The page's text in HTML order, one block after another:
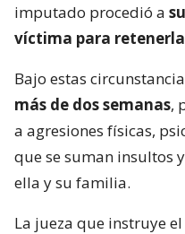
imputado procedió a
víctima para
Bajo estas
más de dos semanas,
a agresiones físicas,
que se suman insultos
ella y su familia.
La jueza que instruye